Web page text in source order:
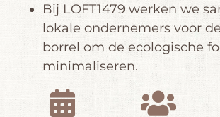
Bij LOFT1479 werken we
lokale ondernemers voor
borrel om de ecologische
minimaliseren.